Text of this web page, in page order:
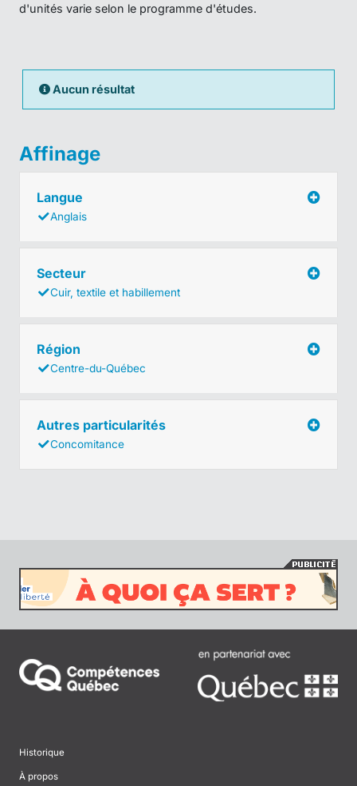
d'unités varie selon le programme d'études.
Aucun résultat
Affinage
Langue
Anglais
Secteur
Cuir, textile et habillement
Région
Centre-du-Québec
Autres particularités
Concomitance
Historique
À propos